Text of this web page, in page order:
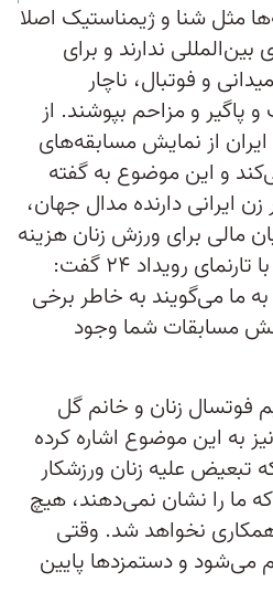
مثل شنا و ژیمناستیک اصلا
ندارند و برای
و فوتبال، ناچار
و مزاحم بپوشند. از
از نمایش مسابقه‌های
و این موضوع به گفته
زن ایرانی دارنده مدال جهان،
مالی برای ورزش زنان هزینه
نکنند. کیانی در گفت‌وگو با تارنمای رویداد ۲۴ گفت:
ما می‌گویند به خاطر برخی
مسابقات شما وجود
فوتسال زنان و خانم گل
به این موضوع اشاره کرده
تبعیض علیه زنان ورزشکار
ما را نشان نمی‌دهند، هیچ
نخواهد شد. وقتی
می‌شود و دستمزد‌ها پایین